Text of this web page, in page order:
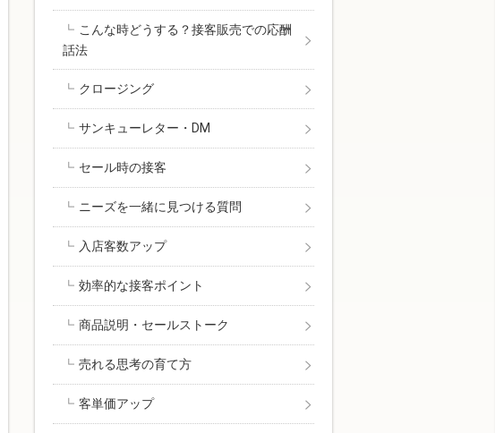
こんな時どうする？接客販売での応酬
話法
クロージング
サンキューレター・DM
セール時の接客
ニーズを一緒に見つける質問
入店客数アップ
効率的な接客ポイント
商品説明・セールストーク
売れる思考の育て方
客単価アップ